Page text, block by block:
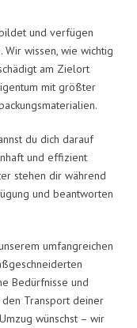
und verfügen
wissen, wie wichtig
am Zielort
mit größter
du dich darauf
und effizient
stehen dir während
und beantworten
umfangreichen
Bedürfnisse und
den Transport deiner
wünschst – wir